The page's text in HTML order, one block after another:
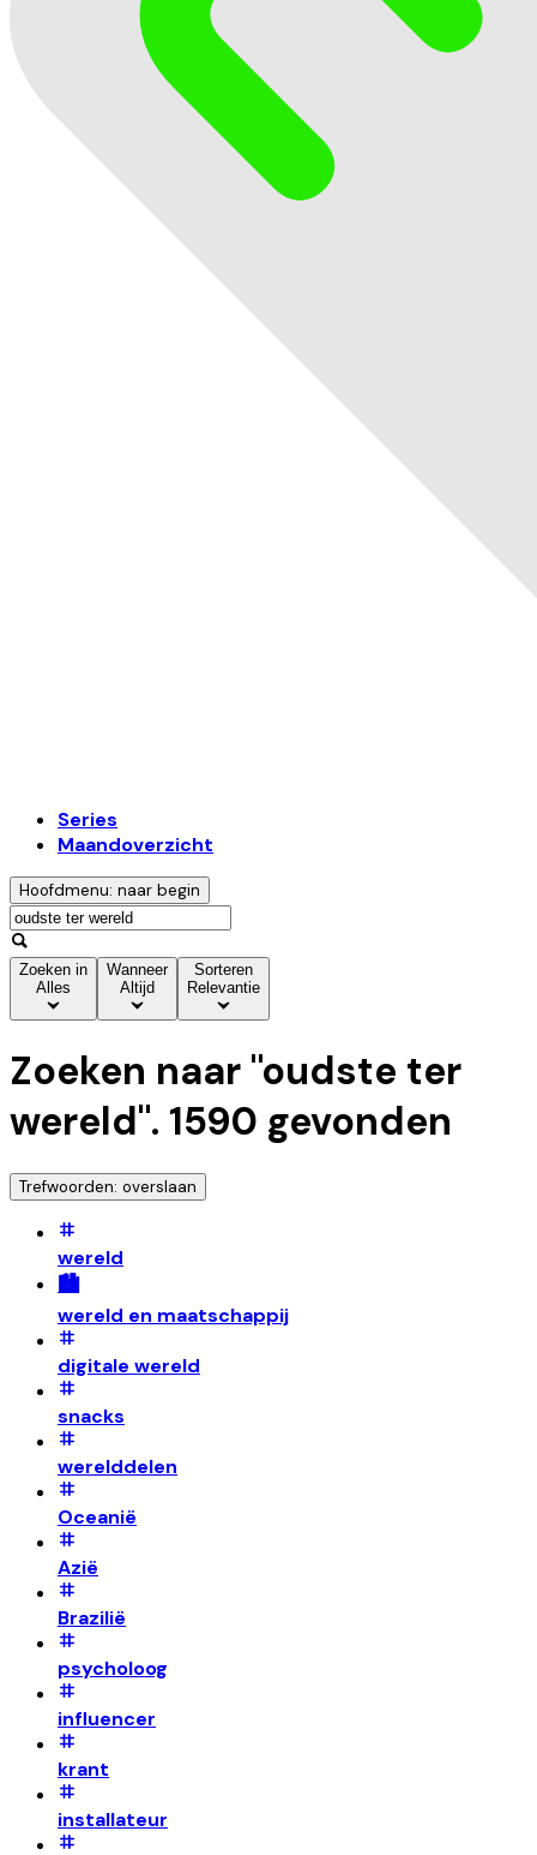
Series
Maandoverzicht
Hoofdmenu: naar begin
Zoeken in
Alles
Wanneer
Altijd
Sorteren
Relevantie
Zoeken naar "oudste ter
wereld". 1590 gevonden
Trefwoorden: overslaan
wereld
🏙️
wereld en maatschappij
digitale wereld
snacks
werelddelen
Oceanië
Azië
Brazilië
psycholoog
influencer
krant
installateur